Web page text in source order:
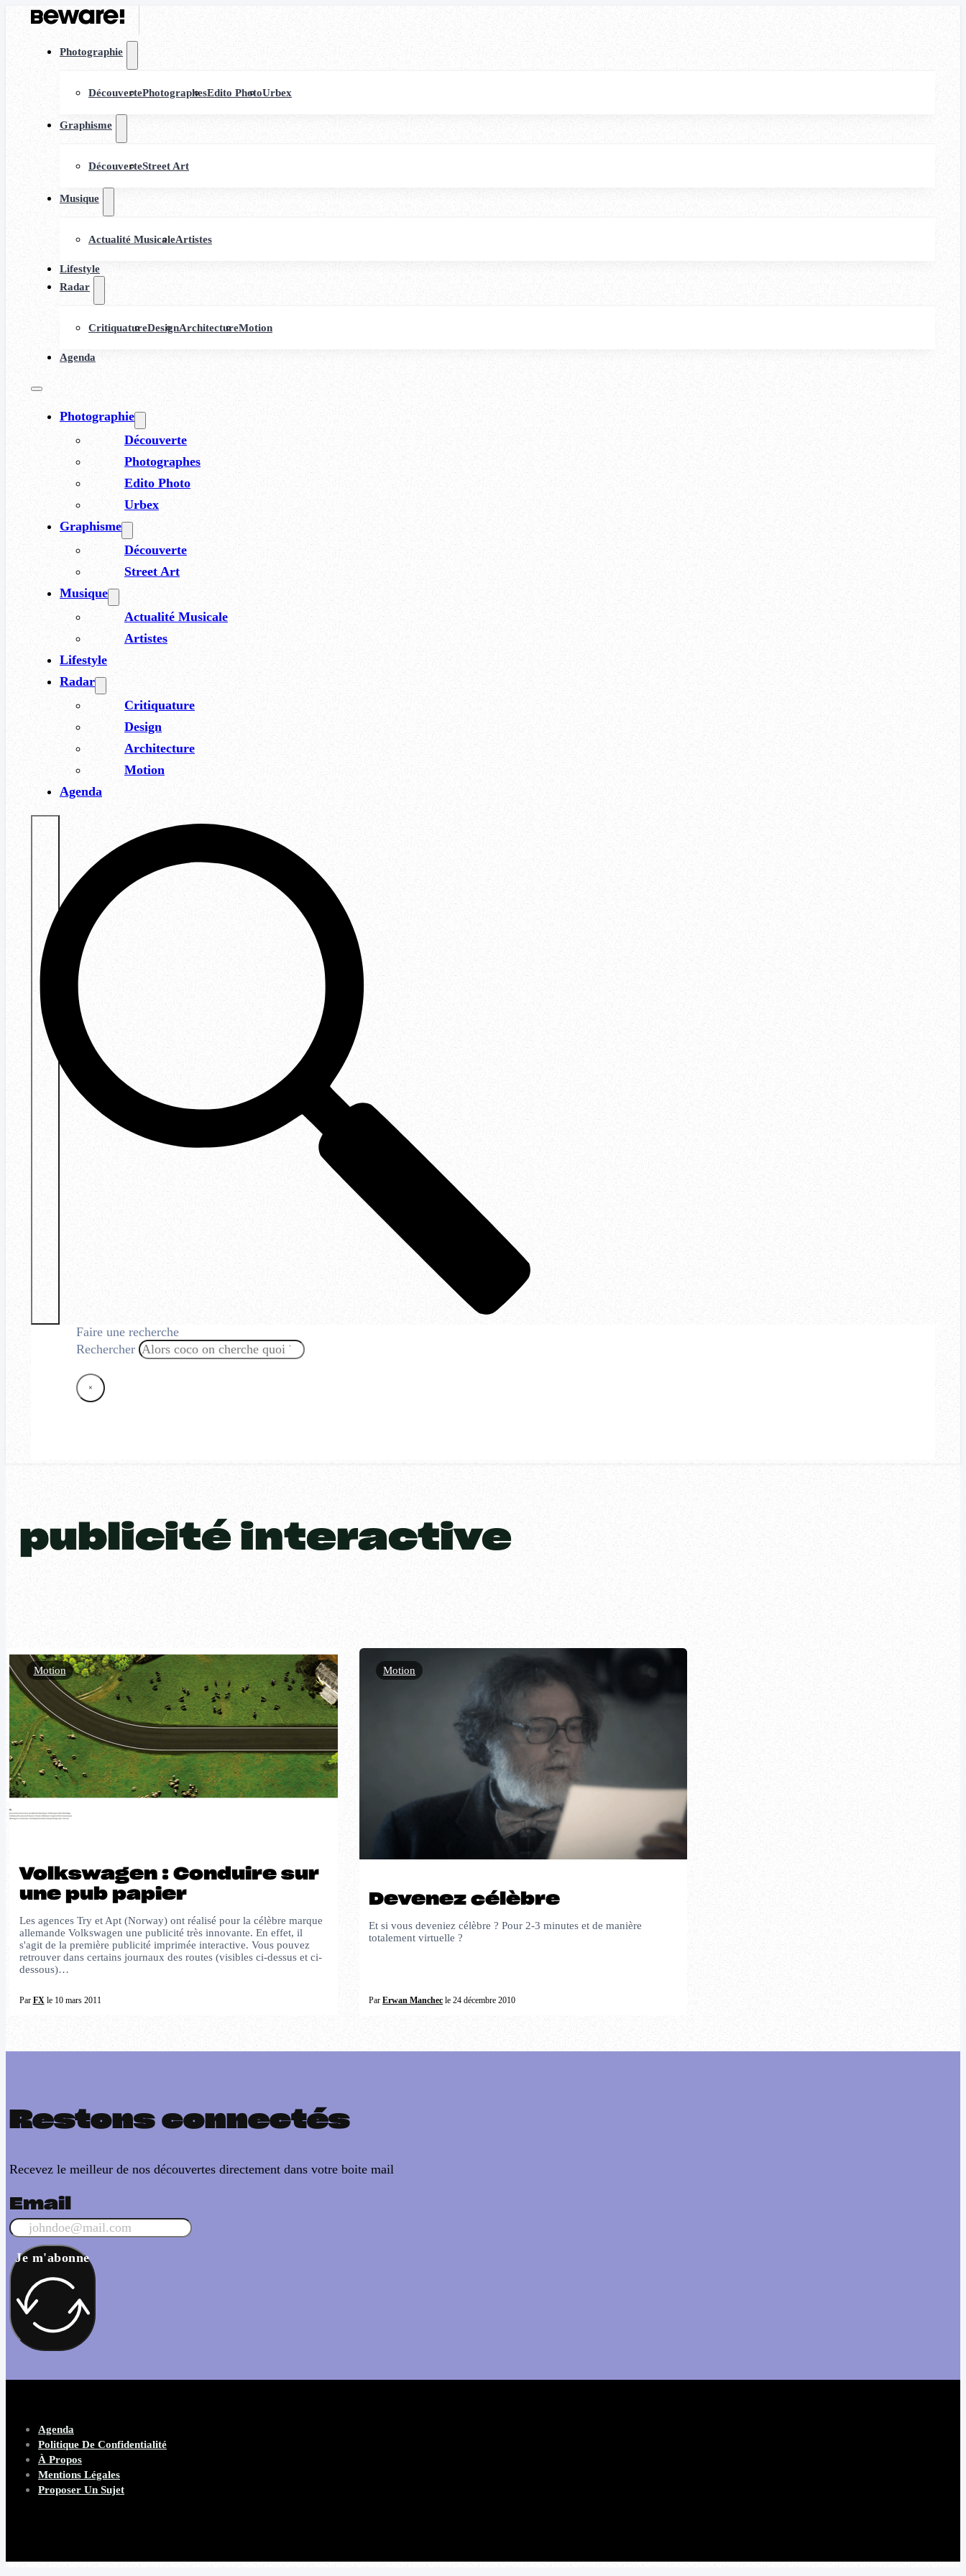
Photographie
DécouvertePhotographesEdito PhotoUrbex
Graphisme
DécouverteStreet Art
Musique
Actualité MusicaleArtistes
Lifestyle
Radar
CritiquatureDesignArchitectureMotion
Agenda
Photographie
Découverte
Photographes
Edito Photo
Urbex
Graphisme
Découverte
Street Art
Musique
Actualité Musicale
Artistes
Lifestyle
Radar
Critiquature
Design
Architecture
Motion
Agenda
Faire une recherche
Rechercher
×
publicité interactive
Volkswagen : Conduire sur
une pub papier
Les agences Try et Apt (Norway) ont réalisé pour la célèbre marque
allemande Volkswagen une publicité très innovante. En effet, il
s'agit de la première publicité imprimée interactive. Vous pouvez
retrouver dans certains journaux des routes (visibles ci-dessus et ci-
dessous)…
Par FXle 10 mars 2011
Motion
Devenez célèbre
Et si vous deveniez célèbre ? Pour 2-3 minutes et de manière
totalement virtuelle ?
ParErwan Manchec le 24 décembre 2010
Motion
Restons connectés
Recevez le meilleur de nos découvertes directement dans votre boite mail
Email
Je m'abonne
Agenda
Politique De Confidentialité
À Propos
Mentions Légales
Proposer Un Sujet